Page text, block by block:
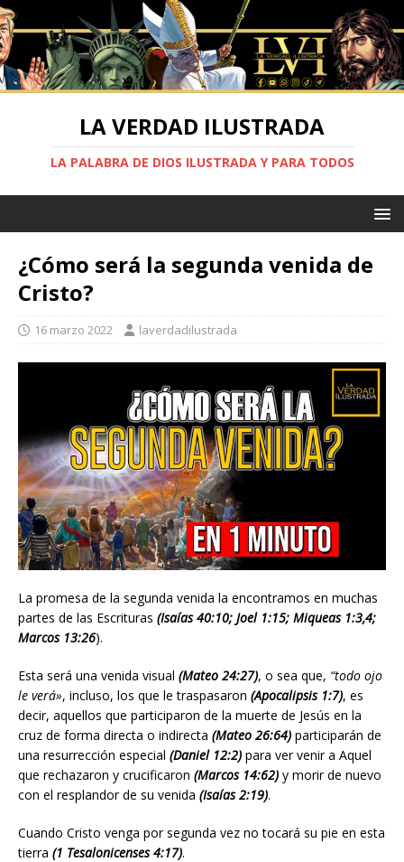
LA VERDAD ILUSTRADA
LA PALABRA DE DIOS ILUSTRADA Y PARA TODOS
¿Cómo será la segunda venida de
Cristo?
16 marzo 2022 laverdadilustrada
La promesa de la segunda venida la encontramos en muchas
partes de las Escrituras (Isaías 40:10; Joel 1:15; Miqueas 1:3,4;
Marcos 13:26).
Esta será una venida visual (Mateo 24:27), o sea que, “todo ojo
le verá», incluso, los que le traspasaron (Apocalipsis 1:7), es
decir, aquellos que participaron de la muerte de Jesús en la
cruz de forma directa o indirecta (Mateo 26:64) participarán de
una resurrección especial (Daniel 12:2) para ver venir a Aquel
que rechazaron y crucificaron (Marcos 14:62) y morir de nuevo
con el resplandor de su venida (Isaías 2:19).
Cuando Cristo venga por segunda vez no tocará su pie en esta
tierra (1 Tesalonicenses 4:17).